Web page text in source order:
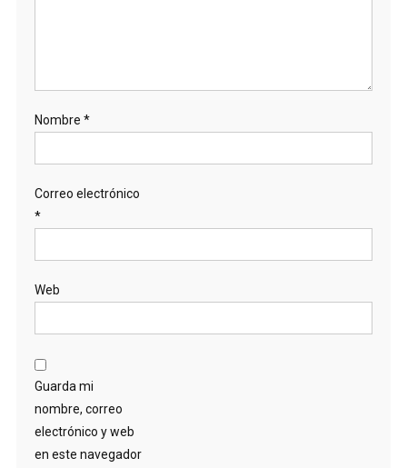
Nombre *
Correo electrónico
*
Web
Guarda mi
nombre, correo
electrónico y web
en este navegador